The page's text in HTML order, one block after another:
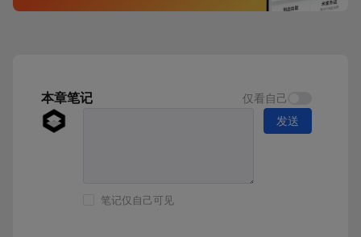
本章笔记 仅看自己
笔记仅自己可见
发送